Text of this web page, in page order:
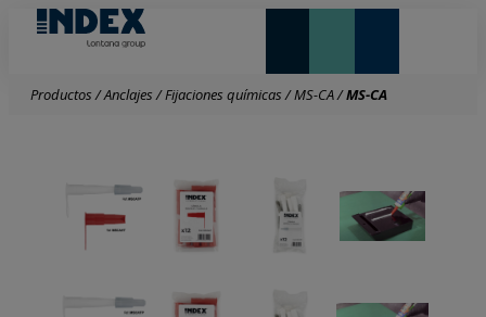
Productos/Anclajes/Fijaciones químicas/MS-CA/MS-CA